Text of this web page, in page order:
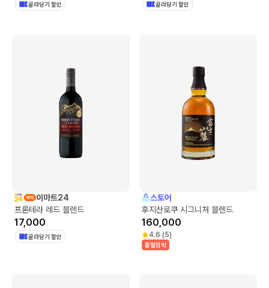
골라담기 할인 골라담기 할인
이마트24
프론테라 레드 블렌드
17,000
골라담기 할인
스토어
후지산로쿠 시그니처 블렌드
160,000
4.6 (5)
품절임박